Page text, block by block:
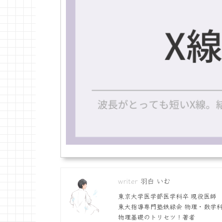
羽白 いむ
東京大学医学部医学科卒 現役医師
東大指導専門塾鉄緑会 物理・数学
物理基礎のトリセツ！著者